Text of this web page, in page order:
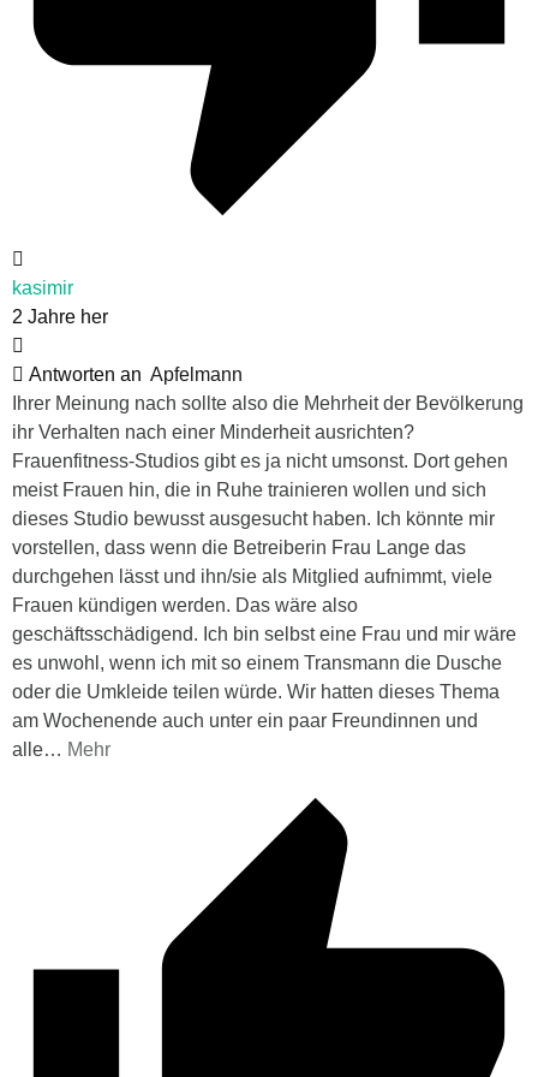
kasimir
2 Jahre her
Antworten an Apfelmann
Ihrer Meinung nach sollte also die Mehrheit der Bevölkerung
ihr Verhalten nach einer Minderheit ausrichten?
Frauenfitness-Studios gibt es ja nicht umsonst. Dort gehen
meist Frauen hin, die in Ruhe trainieren wollen und sich
dieses Studio bewusst ausgesucht haben. Ich könnte mir
vorstellen, dass wenn die Betreiberin Frau Lange das
durchgehen lässt und ihn/sie als Mitglied aufnimmt, viele
Frauen kündigen werden. Das wäre also
geschäftsschädigend. Ich bin selbst eine Frau und mir wäre
es unwohl, wenn ich mit so einem Transmann die Dusche
oder die Umkleide teilen würde. Wir hatten dieses Thema
am Wochenende auch unter ein paar Freundinnen und
alle… Mehr